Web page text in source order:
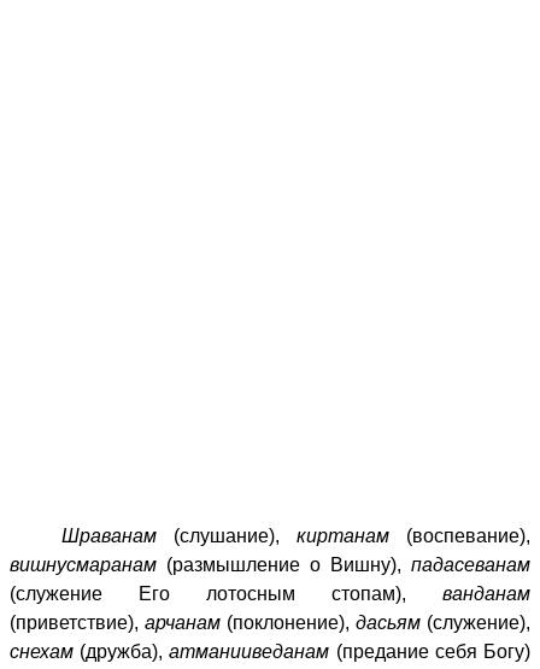
Шраванам (слушание), киртанам (воспевание),
вишнусмаранам (размышление о Вишну), падасеванам
(служение Его лотосным стопам), ванданам
(приветствие), арчанам (поклонение), дасьям (служение),
снехам (дружба),атманииведанам (предание себя Богу)